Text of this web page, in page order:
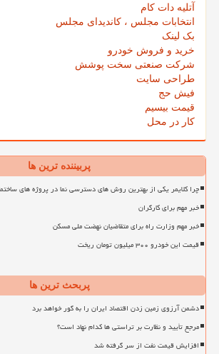
آتلیه دات کام
انتخابات مجلس ، کاندیدای مجلس
بک لینک
خرید و فروش خودرو
شرکت صنعتی سخت پوشش
طراحی سایت
فیش حج
قیمت بیسیم
کار در محل
پربیننده ترین ها
چرا کلایمر یکی از بهترین روش های دسترسی نما در پروژه های
خبر مهم برای کارگران
خبر مهم وزارت راه برای متقاضیان نهضت ملی مسکن
قیمت این خودرو ۳۰۰ میلیون تومان ریخت
پربحث ترین ها
دشمن آرزوی زمین زدن اقتصاد ایران را به گور خواهد برد
مرجع تأیید و نظارت بر تراستی ها کدام نهاد است؟
افزایش قیمت نفت از سر گرفته شد